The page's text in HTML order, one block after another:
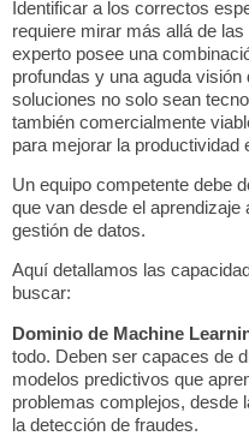
Identificar a los correctos
requiere mirar más allá de
experto posee una
profundas y una aguda
soluciones no solo sean
también comercialmente
para mejorar la productividad
Un equipo competente debe
que van desde el
gestión de datos.
Aquí detallamos las
buscar:
Dominio de Machine
todo. Deben ser capaces de
modelos predictivos que
problemas complejos, desde
la detección de fraudes.